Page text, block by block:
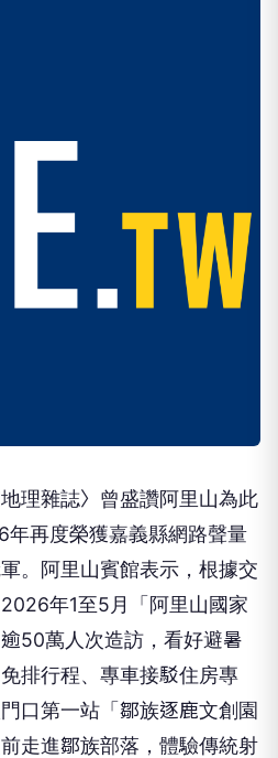
理雜誌〉曾盛讚阿里山為此
再度榮獲嘉義縣網路聲量
。阿里山賓館表示，根據交
年1至5月「阿里山國家
50萬人次造訪，看好避暑
排行程、專車接駁住房專
口第一站「鄒族逐鹿文創園
走進鄒族部落，體驗傳統射